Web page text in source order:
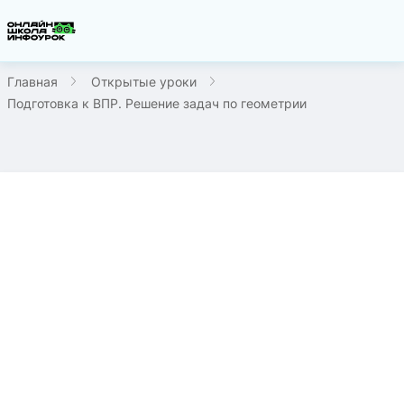
Главная
Открытые уроки
Подготовка к ВПР. Решение задач по геометрии